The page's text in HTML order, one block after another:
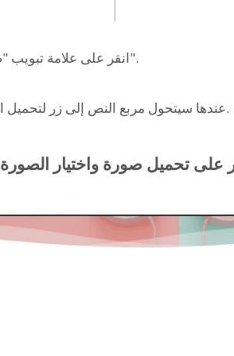
انقر على علامة تبويب "صورة".
عندها سيتحول مربع النص إلى زر لتحميل الصور.
على تحميل صورة واختيار الصورة